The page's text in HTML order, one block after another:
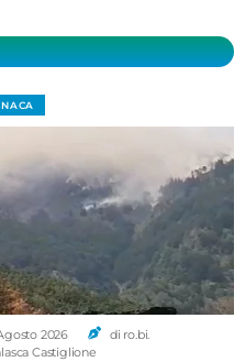
2026
di ro.bi.
Castiglione